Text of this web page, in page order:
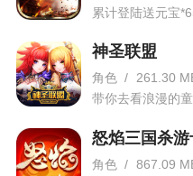
累计登陆送元宝
神圣联盟
角色 / 261.30
带你去看浪漫的
怒焰三国杀游
角色 / 867.09